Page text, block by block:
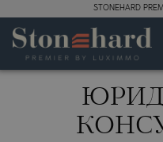
STONEHARD